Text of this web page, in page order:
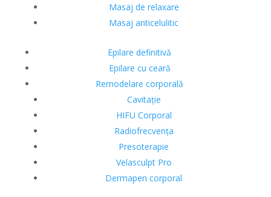
Masaj de relaxare
Masaj anticelulitic
Epilare definitivă
Epilare cu ceară
Remodelare corporală
Cavitație
HIFU Corporal
Radiofrecvența
Presoterapie
Velasculpt Pro
Dermapen corporal